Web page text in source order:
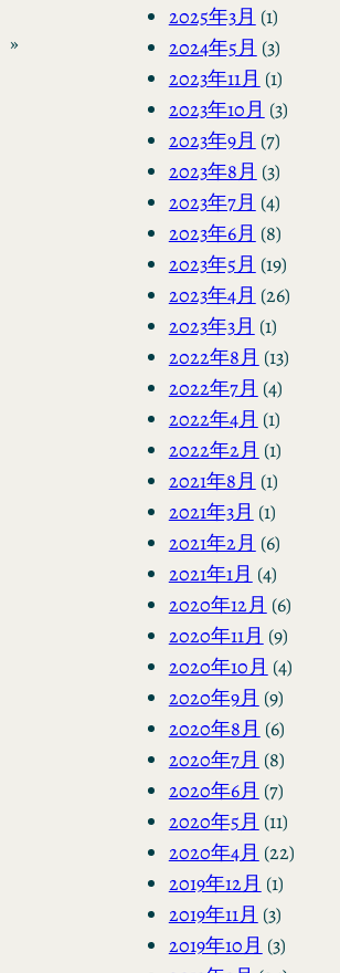
»
2025年3月 (1)
2024年5月 (3)
2023年11月 (1)
2023年10月 (3)
2023年9月 (7)
2023年8月 (3)
2023年7月 (4)
2023年6月 (8)
2023年5月 (19)
2023年4月 (26)
2023年3月 (1)
2022年8月 (13)
2022年7月 (4)
2022年4月 (1)
2022年2月 (1)
2021年8月 (1)
2021年3月 (1)
2021年2月 (6)
2021年1月 (4)
2020年12月 (6)
2020年11月 (9)
2020年10月 (4)
2020年9月 (9)
2020年8月 (6)
2020年7月 (8)
2020年6月 (7)
2020年5月 (11)
2020年4月 (22)
2019年12月 (1)
2019年11月 (3)
2019年10月 (3)